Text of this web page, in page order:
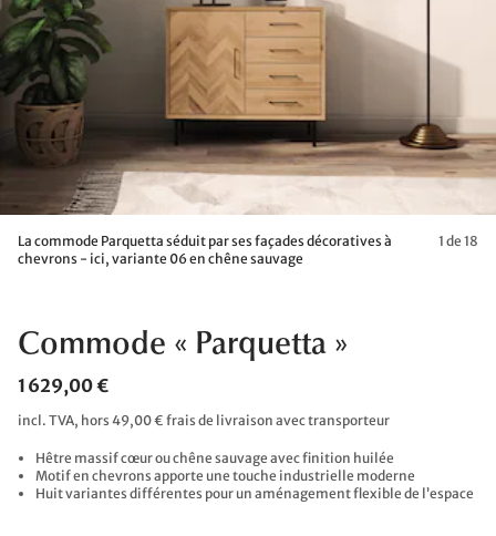
La commode Parquetta séduit par ses façades décoratives à
chevrons - ici, variante 06 en chêne sauvage
1 de 18
Commode « Parquetta »
1 629,00 €
incl. TVA, hors 49,00 € frais de livraison avec transporteur
Hêtre massif cœur ou chêne sauvage avec finition huilée
Motif en chevrons apporte une touche industrielle moderne
Huit variantes différentes pour un aménagement flexible de l’espace